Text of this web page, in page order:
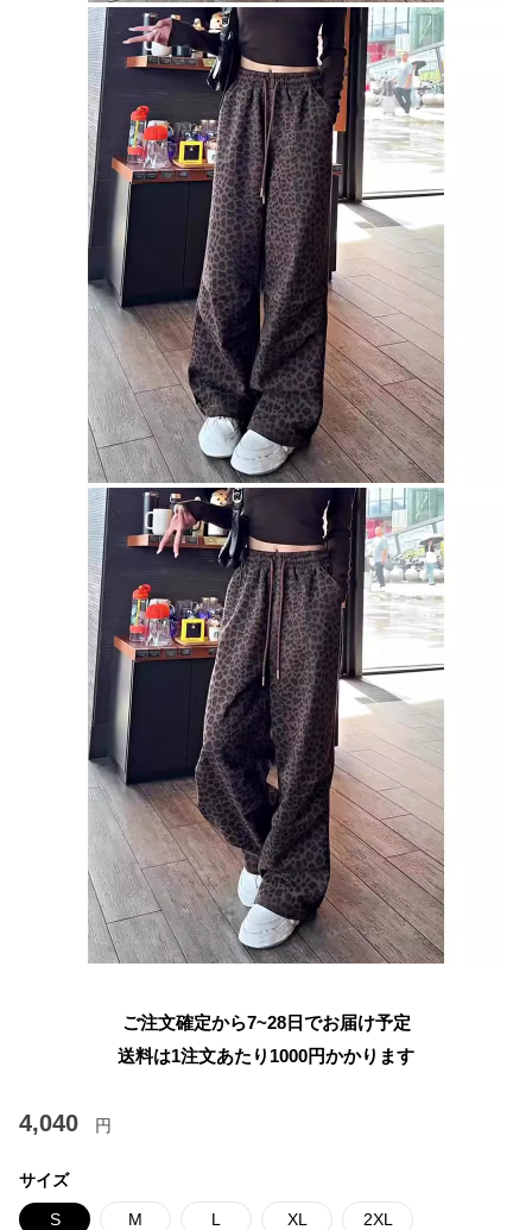
ご注文確定から7~28日でお届け予定
送料は1注文あたり 1000円かかります
4,040 円
サイズ
S M L XL 2XL